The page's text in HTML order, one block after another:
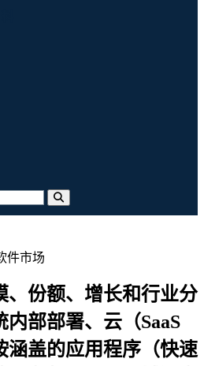
件市场
、份额、增长和行业分
部部署、云（SaaS
涵盖的应用程序（快速